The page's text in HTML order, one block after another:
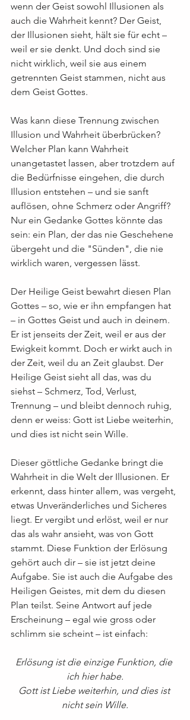
wenn der Geist sowohl Illusionen als
auch die Wahrheit kennt? Der Geist,
der Illusionen sieht, hält sie für echt –
weil er sie denkt. Und doch sind sie
nicht wirklich, weil sie aus einem
getrennten Geist stammen, nicht aus
dem Geist Gottes.
Was kann diese Trennung zwischen
Illusion und Wahrheit überbrücken?
Welcher Plan kann Wahrheit
unangetastet lassen, aber trotzdem auf
die Bedürfnisse eingehen, die durch
Illusion entstehen – und sie sanft
auflösen, ohne Schmerz oder Angriff?
Nur ein Gedanke Gottes könnte das
sein: ein Plan, der das nie Geschehene
übergeht und die "Sünden", die nie
wirklich waren, vergessen lässt.
Der Heilige Geist bewahrt diesen Plan
Gottes – so, wie er ihn empfangen hat
– in Gottes Geist und auch in deinem.
Er ist jenseits der Zeit, weil er aus der
Ewigkeit kommt. Doch er wirkt auch in
der Zeit, weil du an Zeit glaubst. Der
Heilige Geist sieht all das, was du
siehst – Schmerz, Tod, Verlust,
Trennung – und bleibt dennoch ruhig,
denn er weiss: Gott ist Liebe weiterhin,
und dies ist nicht sein Wille.
Dieser göttliche Gedanke bringt die
Wahrheit in die Welt der Illusionen. Er
erkennt, dass hinter allem, was vergeht,
etwas Unveränderliches und Sicheres
liegt. Er vergibt und erlöst, weil er nur
das als wahr ansieht, was von Gott
stammt. Diese Funktion der Erlösung
gehört auch dir – sie ist jetzt deine
Aufgabe. Sie ist auch die Aufgabe des
Heiligen Geistes, mit dem du diesen
Plan teilst. Seine Antwort auf jede
Erscheinung – egal wie gross oder
schlimm sie scheint – ist einfach:
Erlösung ist die einzige Funktion, die
ich hier habe.
Gott ist Liebe weiterhin, und dies ist
nicht sein Wille.